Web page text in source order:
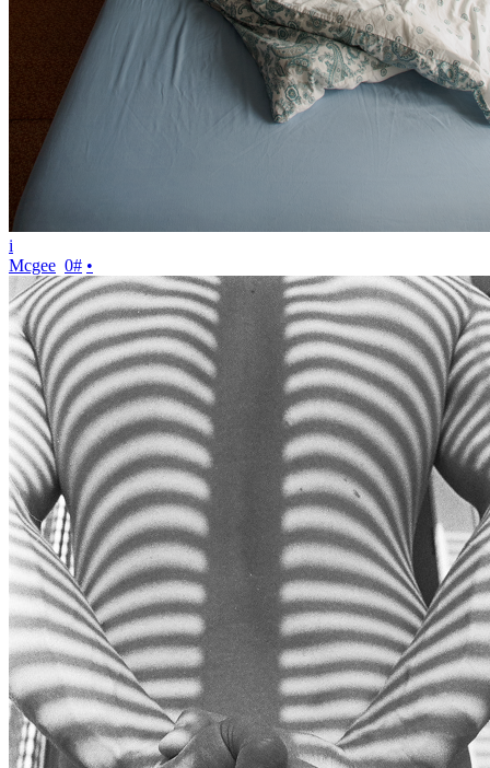
i
Mcgee 0# •